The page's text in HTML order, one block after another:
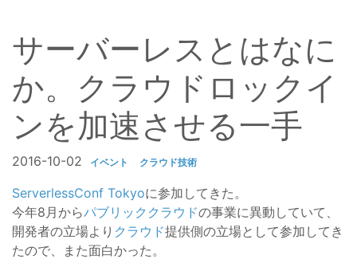
サーバーレスとはなに
か。クラウドロックイ
ンを加速させる一手
2016-10-02 イベント クラウド技術
ServerlessConf Tokyoに参加してきた。
今年8月からパブリッククラウドの事業に異動していて、
開発者の立場より クラウド提供側の立場として参加してき
たので、また面白かった。